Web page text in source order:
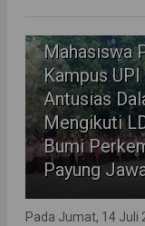
Mahasiswa
Kampus
Antusias
Mengikuti
Bumi
Payung
Pada Jumat, 14 Juli